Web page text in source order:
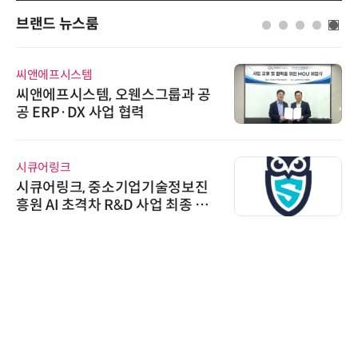
브랜드 뉴스룸
씨앤에프시스템
씨앤에프시스템, 오웬스그룹과 공
공 ERP·DX 사업 협력
시큐어링크
시큐어링크, 중소기업기술정보진
흥원 AI 초격차 R&D 사업 최종 선